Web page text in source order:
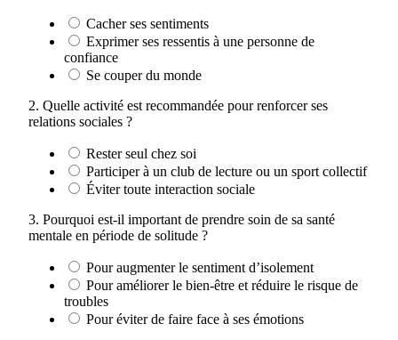
Cacher ses sentiments
Exprimer ses ressentis à une personne de
confiance
Se couper du monde
2. Quelle activité est recommandée pour renforcer ses
relations sociales ?
Rester seul chez soi
Participer à un club de lecture ou un sport collectif
Éviter toute interaction sociale
3. Pourquoi est-il important de prendre soin de sa santé
mentale en période de solitude ?
Pour augmenter le sentiment d’isolement
Pour améliorer le bien-être et réduire le risque de
troubles
Pour éviter de faire face à ses émotions